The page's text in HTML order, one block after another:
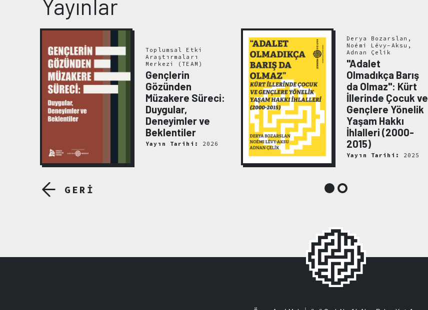
Yayınlar
GERİ
Toplumsal Etki
Araştırmaları
Merkezi (TEAM)
Gençlerin
Gözünden
Müzakere Süreci:
Duygular,
Deneyimler ve
Beklentiler
Yayın Tarihi: 2026
Derya Bozarslan,
Noémi Lévy-Aksu,
Adnan Çelik
"Adalet
Olmadıkça Barış
da Olmaz": Kürt
İllerinde Çocuk ve
Gençlere Yönelik
Yaşam Hakkı
İhlalleri (2000-
2015)
Yayın Tarihi: 2025